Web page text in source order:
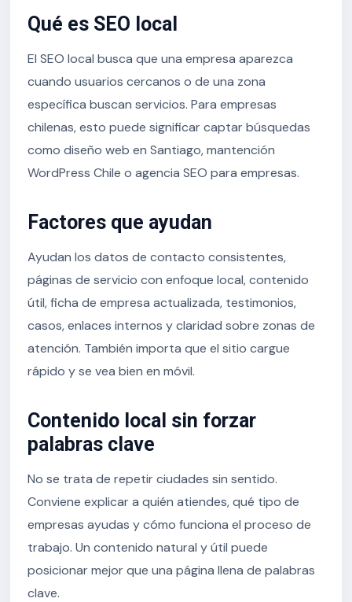
Qué es SEO local
El SEO local busca que una empresa aparezca
cuando usuarios cercanos o de una zona
específica buscan servicios. Para empresas
chilenas, esto puede significar captar búsquedas
como diseño web en Santiago, mantención
WordPress Chile o agencia SEO para empresas.
Factores que ayudan
Ayudan los datos de contacto consistentes,
páginas de servicio con enfoque local, contenido
útil, ficha de empresa actualizada, testimonios,
casos, enlaces internos y claridad sobre zonas de
atención. También importa que el sitio cargue
rápido y se vea bien en móvil.
Contenido local sin forzar
palabras clave
No se trata de repetir ciudades sin sentido.
Conviene explicar a quién atiendes, qué tipo de
empresas ayudas y cómo funciona el proceso de
trabajo. Un contenido natural y útil puede
posicionar mejor que una página llena de palabras
clave.